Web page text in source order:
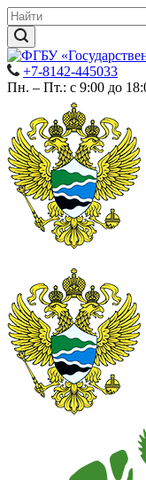
+7-8142-445033
Пн. – Пт.: с 9:00 до